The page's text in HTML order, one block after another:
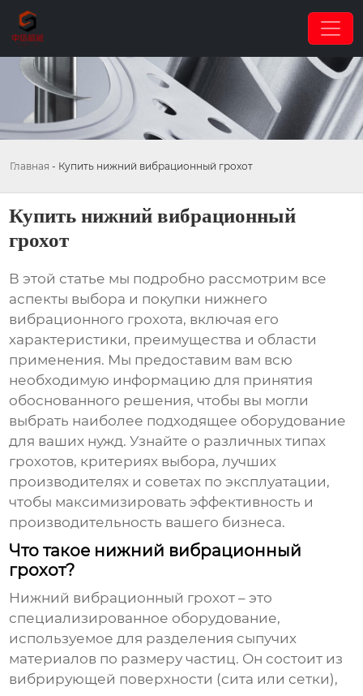
Главная - Купить нижний вибрационный грохот
Купить нижний вибрационный
грохот
В этой статье мы подробно рассмотрим все
аспекты выбора и покупки нижнего
вибрационного грохота, включая его
характеристики, преимущества и области
применения. Мы предоставим вам всю
необходимую информацию для принятия
обоснованного решения, чтобы вы могли
выбрать наиболее подходящее оборудование
для ваших нужд. Узнайте о различных типах
грохотов, критериях выбора, лучших
производителях и советах по эксплуатации,
чтобы максимизировать эффективность и
производительность вашего бизнеса.
Что такое нижний вибрационный
грохот?
Нижний вибрационный грохот – это
специализированное оборудование,
используемое для разделения сыпучих
материалов по размеру частиц. Он состоит из
вибрирующей поверхности (сита или сетки),